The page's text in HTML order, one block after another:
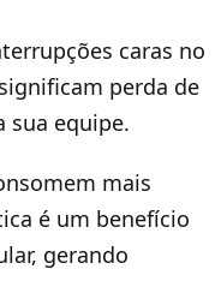
caras no
perda de
sua equipe.
mais
é um benefício
gerando